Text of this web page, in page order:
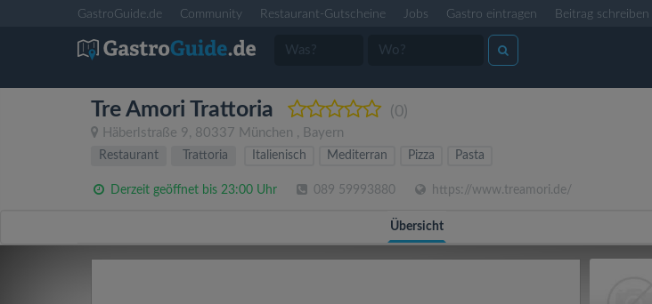
GastroGuide.de Community Restaurant-Gutscheine Jobs Gastro eintragen Beitrag schreiben
Tre Amori Trattoria (0)
Häberlstraße 9, 80337 München , Bayern
Restaurant
Trattoria Italienisch Mediterran Pizza Pasta
Derzeit geöffnet bis 23:00 Uhr 089 59993880 https://www.treamori.de/
Übersicht